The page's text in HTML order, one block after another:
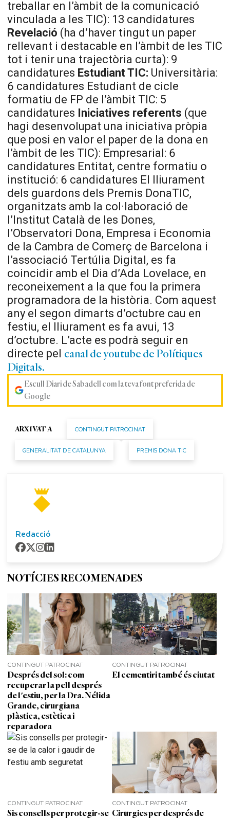
treballar en l’àmbit de la comunicació
vinculada a les TIC): 13 candidatures
Revelació (ha d’haver tingut un paper
rellevant i destacable en l’àmbit de les TIC
tot i tenir una trajectòria curta): 9
candidatures Estudiant TIC: Universitària:
6 candidatures Estudiant de cicle
formatiu de FP de l’àmbit TIC: 5
candidatures Iniciatives referents (que
hagi desenvolupat una iniciativa pròpia
que posi en valor el paper de la dona en
l’àmbit de les TIC): Empresarial: 6
candidatures Entitat, centre formatiu o
institució: 6 candidatures El lliurament
dels guardons dels Premis DonaTIC,
organitzats amb la col·laboració de
l’Institut Català de les Dones,
l’Observatori Dona, Empresa i Economia
de la Cambra de Comerç de Barcelona i
l’associació Tertúlia Digital, es fa
coincidir amb el Dia d’Ada Lovelace, en
reconeixement a la que fou la primera
programadora de la història. Com aquest
any el segon dimarts d’octubre cau en
festiu, el lliurament es fa avui, 13
d’octubre. L’acte es podrà seguir en
directe pel canal de youtube de Polítiques
Digitals.
Escull Diari de Sabadell com la teva font preferida de
Google
ARXIVAT A CONTINGUT PATROCINAT
GENERALITAT DE CATALUNYA PREMIS DONA TIC
Redacció
NOTÍCIES RECOMENADES
CONTINGUT PATROCINAT
Després del sol: com
recuperar la pell després
de l'estiu, per la Dra. Nélida
Grande, cirurgiana
plàstica, estètica i
reparadora
CONTINGUT PATROCINAT
El cementiri també és ciutat
CONTINGUT PATROCINAT
Sis consells per protegir-se
CONTINGUT PATROCINAT
Cirurgies per després de